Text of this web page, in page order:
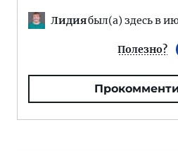
Лидиябыл(а) здесь в
Полезно?